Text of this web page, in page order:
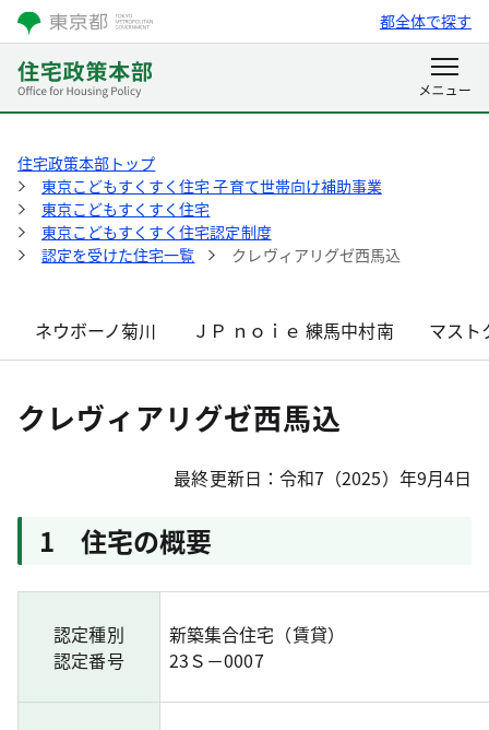
都全体で探す
住宅政策本部トップ
東京こどもすくすく住宅 子育て世帯向け補助事業
東京こどもすくすく住宅
東京こどもすくすく住宅認定制度
認定を受けた住宅一覧
クレヴィアリグゼ西馬込
ネウボーノ菊川 ＪＰ ｎｏｉｅ 練馬中村南 マスト
クレヴィアリグゼ西馬込
最終更新日：令和7（2025）年9月4日
1 住宅の概要
認定種別
認定番号
新築集合住宅（賃貸）
23Ｓ－0007